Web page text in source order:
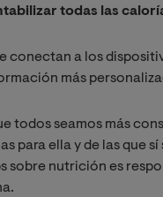
todas las
conectan a los
más
todos seamos más
para ella y de las que
sobre nutrición es